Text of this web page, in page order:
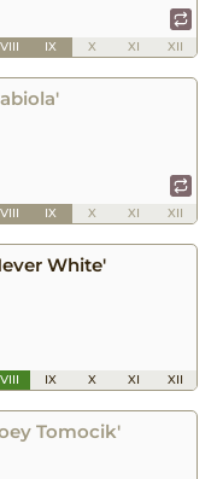
VIII IX X XI XII
VIII IX X XI XII
White'
VIII IX X XI XII
Tomocik'